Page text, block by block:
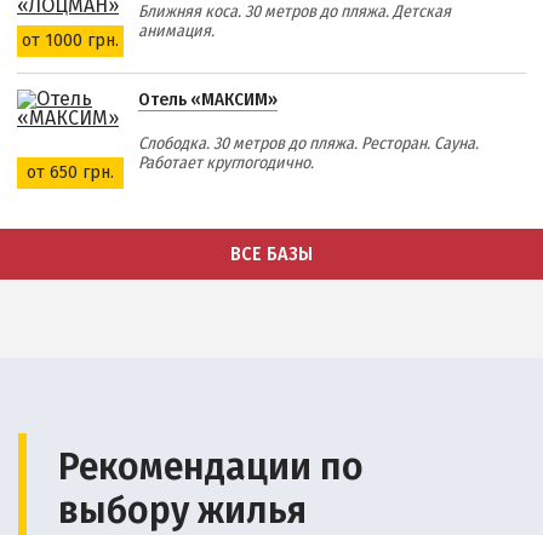
от 1000 грн.
Ближняя коса. 30 метров до пляжа. Детская
анимация.
от 650 грн.
Отель «МАКСИМ»
Слободка. 30 метров до пляжа. Ресторан. Сауна.
Работает круглогодично.
ВСЕ БАЗЫ
Рекомендации по
выбору жилья